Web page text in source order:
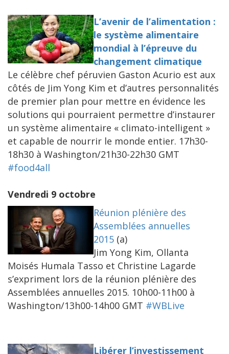
L’avenir de l’alimentation :
le système alimentaire
mondial à l’épreuve du
changement climatique
Le célèbre chef péruvien Gaston Acurio est aux
côtés de Jim Yong Kim et d’autres personnalités
de premier plan pour mettre en évidence les
solutions qui pourraient permettre d’instaurer
un système alimentaire « climato-intelligent »
et capable de nourrir le monde entier. 17h30-
18h30 à Washington/21h30-22h30 GMT
#food4all
Vendredi 9 octobre
Réunion plénière des
Assemblées annuelles
2015 (a)
Jim Yong Kim, Ollanta
Moisés Humala Tasso et Christine Lagarde
s’expriment lors de la réunion plénière des
Assemblées annuelles 2015. 10h00-11h00 à
Washington/13h00-14h00 GMT #WBLive
Libérer l’investissement